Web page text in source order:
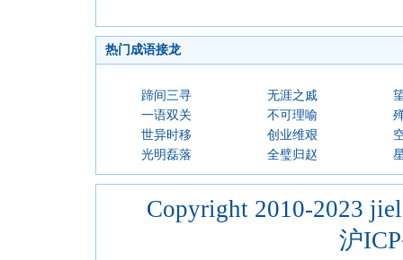
热门成语接龙
蹄间三寻 无涯之戚
一语双关
不可理喻
世异时移
创业维艰
光明磊落
全璧归赵
Copyright 2010-2023
沪